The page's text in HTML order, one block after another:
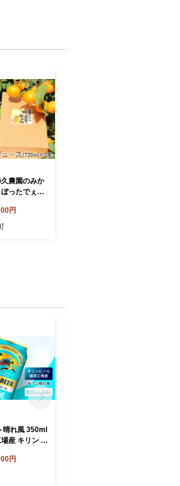
農園のみか
ぼったでぇ
円
晴れ風 350ml
産 キリン ビ
円